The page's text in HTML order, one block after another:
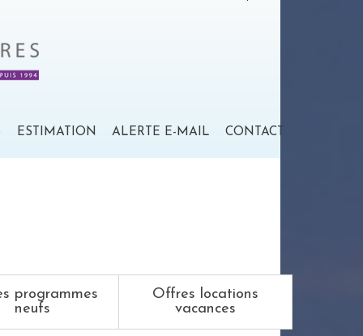
ESTIMATION ALERTE E-MAIL CONTACT
programmes
neufs
Offres locations
vacances